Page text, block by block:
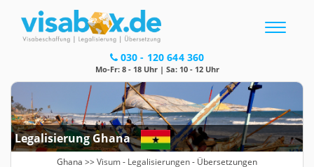
Toggle
030 - 120 644 360
Mo-Fr: 8 - 18 Uhr | Sa: 10 - 12 Uhr
Legalisierung Ghana
Ghana >> Visum- Legalisierungen- Übersetzungen